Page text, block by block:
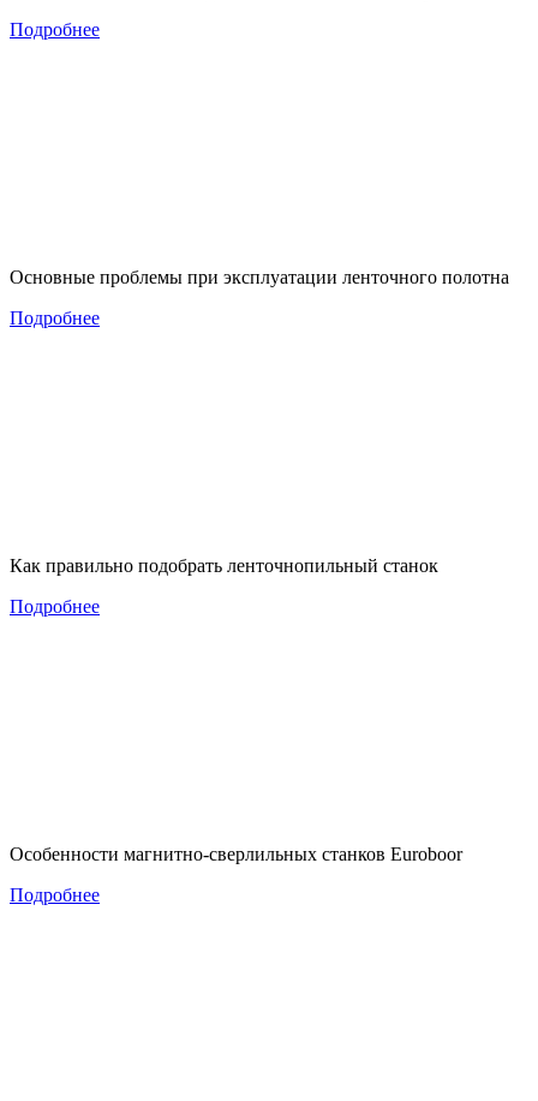
Подробнее
Основные проблемы при эксплуатации ленточного полотна
Подробнее
Как правильно подобрать ленточнопильный станок
Подробнее
Особенности магнитно-сверлильных станков Euroboor
Подробнее